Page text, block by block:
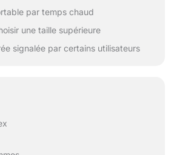
par temps chaud
une taille supérieure
signalée par certains utilisateurs